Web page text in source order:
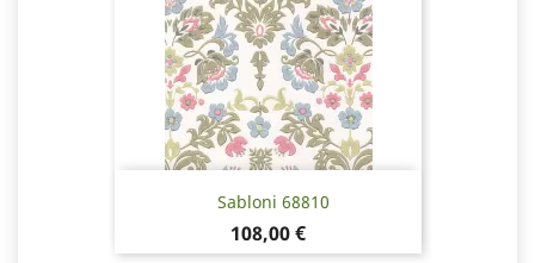
Sabloni 68810
Hinta
108,00 €